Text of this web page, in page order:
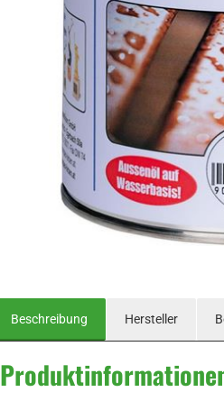
Beschreibung Hersteller
Produktinformationen